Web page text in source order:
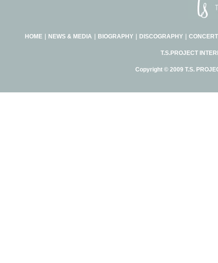
HOME｜ NEWS & MEDIA BIOGRAPHY｜ DISCOGRAPHY｜
T.S.PROJECT
Copyright © 2009 T.S.